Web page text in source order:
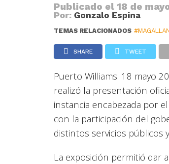
Publicado el 18 de
Por: Gonzalo Espina
TEMAS RELACIONADOS
SHARE TWEET
Puerto Williams. 18 mayo
realizó la presentación
instancia encabezada por
con la participación del
distintos servicios públicos
La exposición permitió dar